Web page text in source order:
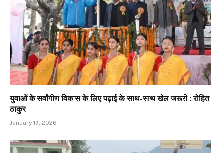
युवाओं के सर्वांगीण विकास के लिए पढ़ाई के साथ-साथ खेल जरूरी : रोहित
ठाकुर
January 19, 2026